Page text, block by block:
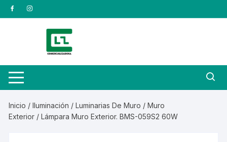
Saltar
al
Inicio /Iluminación /Luminarias De Muro /Muro
Exterior / Lámpara Muro Exterior. BMS-059S2 60W